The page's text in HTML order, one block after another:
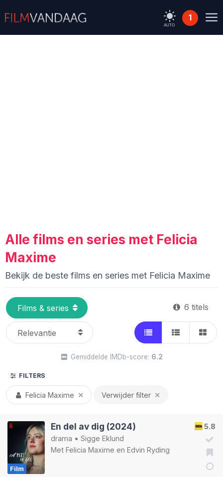
AUTO
1
Alle films en series met Felicia
Maxime
Bekijk de beste films en series met Felicia Maxime
6 titels
Gemiddelde IMDb-score: 6.2
FILTERS
Felicia Maxime ✕ Verwijder filter ✕
Film
5.8
En del av dig (2024)
drama • Sigge Eklund
Met Felicia Maxime en Edvin Ryding